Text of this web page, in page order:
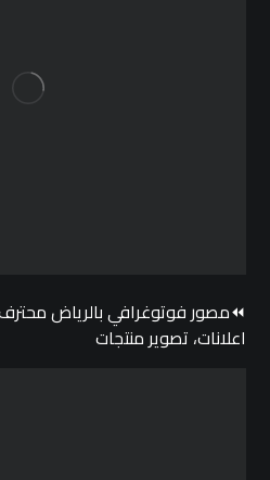
⏪مصور فوتوغرافي بالرياض
اعلانات، تصوير منتجات